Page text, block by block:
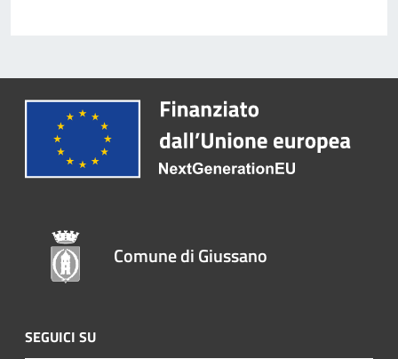
Comune di Giussano
SEGUICI SU